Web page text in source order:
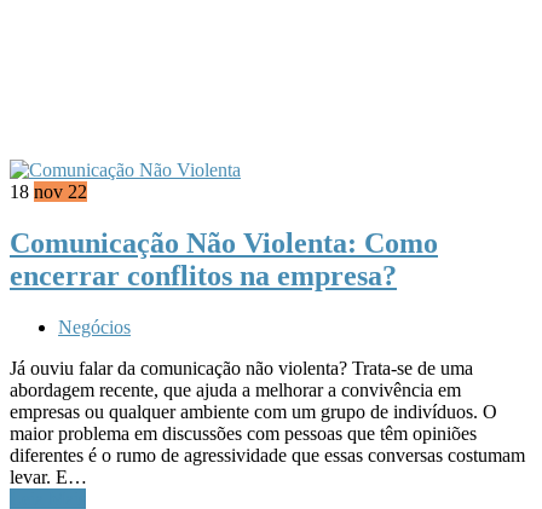
18 nov 22
Comunicação Não Violenta: Como
encerrar conflitos na empresa?
Negócios
Já ouviu falar da comunicação não violenta? Trata-se de uma
abordagem recente, que ajuda a melhorar a convivência em
empresas ou qualquer ambiente com um grupo de indivíduos. O
maior problema em discussões com pessoas que têm opiniões
diferentes é o rumo de agressividade que essas conversas costumam
levar. E…